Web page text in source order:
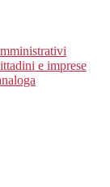
e imprese